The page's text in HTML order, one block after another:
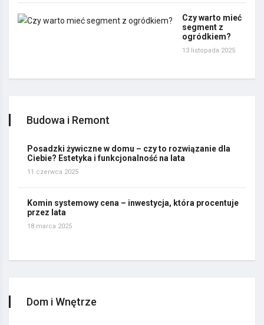
Czy warto mieć
segment z
ogródkiem?
13 listopada 2025
Budowa i Remont
Posadzki żywiczne w domu – czy to rozwiązanie dla
Ciebie? Estetyka i funkcjonalność na lata
11 czerwca 2025
Komin systemowy cena – inwestycja, która procentuje
przez lata
18 marca 2025
Dom i Wnętrze